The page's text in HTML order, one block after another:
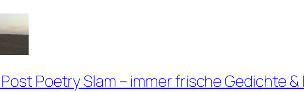
Poetry Slam – immer frische Gedichte